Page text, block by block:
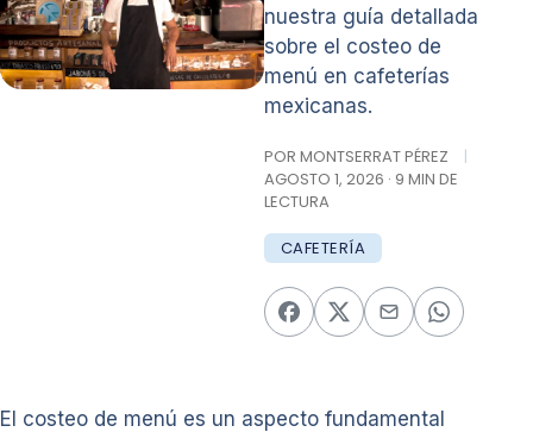
nuestra guía detallada
sobre el costeo de
menú en cafeterías
mexicanas.
POR MONTSERRAT PÉREZ
|
AGOSTO 1, 2026 · 9 MIN DE
LECTURA
CAFETERÍA
El costeo de menú es un aspecto fundamental